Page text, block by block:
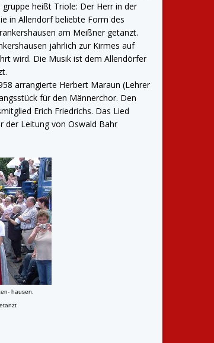
heißt Triole: Der Herr in der
in Allendorf beliebte Form des
am Meißner getanzt.
jährlich zur Kirmes auf
wird. Die Musik ist dem Allendörfer
arrangierte Herbert Maraun (Lehrer
für den Männerchor. Den
Erich Friedrichs. Das Lied
der Leitung von Oswald Bahr
hausen,